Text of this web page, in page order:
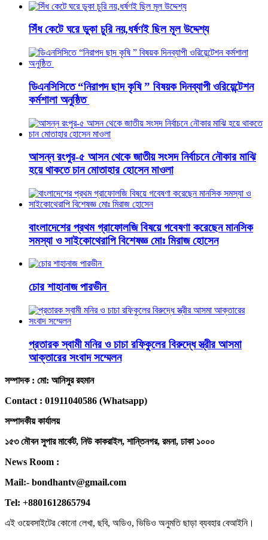
সিঁধ কেটে ঘরে ডুকা চুরি নয়,ধর্ষণই ছিল মূল উদ্দেশ্য
ডিএনসিসিতে “নিরাপদ ছাদ কৃষি ” বিষয়ক দিনব্যাপী ওরিয়েন্টেশন
কর্মশালা অনুষ্ঠিত
আসন্ন রংপুর-৫ আসন থেকে জাতীয় সংসদ নির্বাচনে নৌকার মাঝি
হয়ে থাকতে চান মোতাহার হোসেন মাওলা
বাংলাদেশের প্রথম গ্রাফোলজি বিষয়ে গবেষণা করেছেন মানসিক
সমস্যা ও সাইকোথেরাপি বিশেষজ্ঞ মোঃ মিরাজ হোসেন
চোর শাহানাজ পারভীন
প্রতারক স্বামী মনির ও চাচা রফিকুলের বিরুদ্ধে স্ত্রীর আসমা
আক্তারের সংবাদ সম্মেলন
সম্পাদক : মো: আনিসুর রহমান
Contact : 01911040586 (Whatsapp)
সম্পাদকীয় কার্যালয়
১৫৩ মৌবন সুপার মার্কেট, নিউ কাকরাইল, শান্তিনগর, রমনা, ঢাকা ১০০০
News Room :
Mail:- bondhantv@gmail.com
Tel: +8801612865794
এই ওয়েবসাইটের কোনো লেখা, ছবি, অডিও, ভিডিও অনুমতি ছাড়া ব্যবহার বেআইনি।